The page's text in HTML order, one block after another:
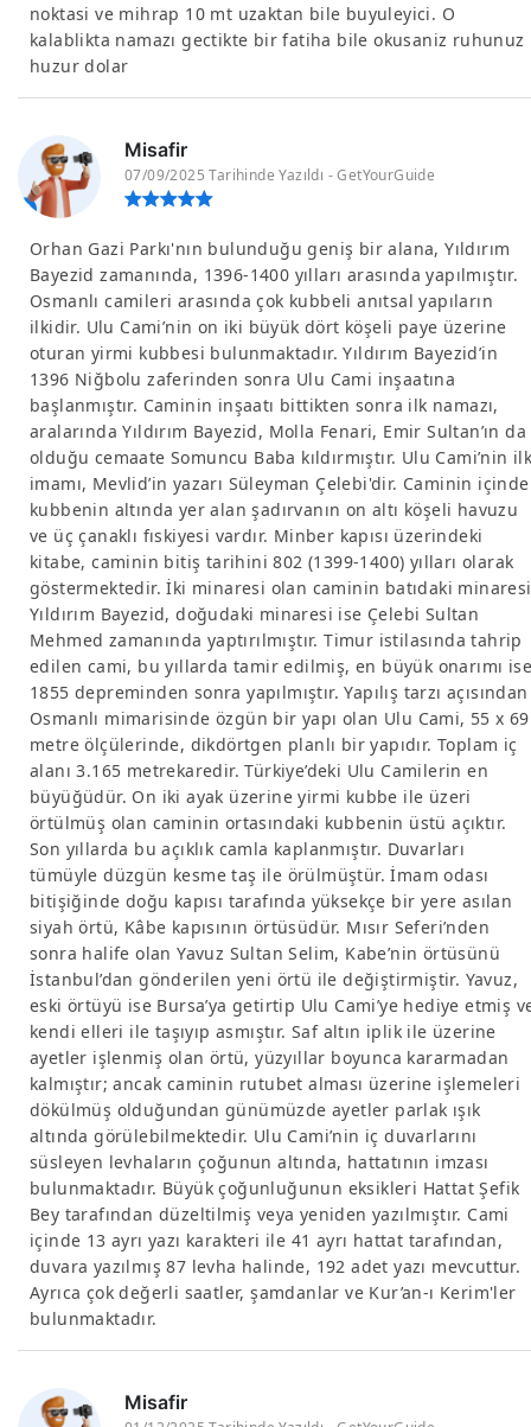
noktasi ve mihrap 10 mt uzaktan bile buyuleyici. O
kalablikta namazı gectikte bir fatiha bile okusaniz ruhunuz
huzur dolar
Misafir
07/09/2025 Tarihinde Yazıldı - GetYourGuide
Orhan Gazi Parkı'nın bulunduğu geniş bir alana, Yıldırım
Bayezid zamanında, 1396-1400 yılları arasında yapılmıştır.
Osmanlı camileri arasında çok kubbeli anıtsal yapıların
ilkidir. Ulu Cami’nin on iki büyük dört köşeli paye üzerine
oturan yirmi kubbesi bulunmaktadır. Yıldırım Bayezid’in
1396 Niğbolu zaferinden sonra Ulu Cami inşaatına
başlanmıştır. Caminin inşaatı bittikten sonra ilk namazı,
aralarında Yıldırım Bayezid, Molla Fenari, Emir Sultan’ın da
olduğu cemaate Somuncu Baba kıldırmıştır. Ulu Cami’nin
imamı, Mevlid’in yazarı Süleyman Çelebi'dir. Caminin içinde
kubbenin altında yer alan şadırvanın on altı köşeli havuzu
ve üç çanaklı fıskiyesi vardır. Minber kapısı üzerindeki
kitabe, caminin bitiş tarihini 802 (1399-1400) yılları olarak
göstermektedir. İki minaresi olan caminin batıdaki minaresi
Yıldırım Bayezid, doğudaki minaresi ise Çelebi Sultan
Mehmed zamanında yaptırılmıştır. Timur istilasında tahrip
edilen cami, bu yıllarda tamir edilmiş, en büyük onarımı ise
1855 depreminden sonra yapılmıştır. Yapılış tarzı açısından
Osmanlı mimarisinde özgün bir yapı olan Ulu Cami, 55 x 69
metre ölçülerinde, dikdörtgen planlı bir yapıdır. Toplam iç
alanı 3.165 metrekaredir. Türkiye’deki Ulu Camilerin en
büyüğüdür. On iki ayak üzerine yirmi kubbe ile üzeri
örtülmüş olan caminin ortasındaki kubbenin üstü açıktır.
Son yıllarda bu açıklık camla kaplanmıştır. Duvarları
tümüyle düzgün kesme taş ile örülmüştür. İmam odası
bitişiğinde doğu kapısı tarafında yüksekçe bir yere asılan
siyah örtü, Kâbe kapısının örtüsüdür. Mısır Seferi’nden
sonra halife olan Yavuz Sultan Selim, Kabe’nin örtüsünü
İstanbul’dan gönderilen yeni örtü ile değiştirmiştir. Yavuz,
eski örtüyü ise Bursa’ya getirtip Ulu Cami’ye hediye etmiş
kendi elleri ile taşıyıp asmıştır. Saf altın iplik ile üzerine
ayetler işlenmiş olan örtü, yüzyıllar boyunca kararmadan
kalmıştır; ancak caminin rutubet alması üzerine işlemeleri
dökülmüş olduğundan günümüzde ayetler parlak ışık
altında görülebilmektedir. Ulu Cami’nin iç duvarlarını
süsleyen levhaların çoğunun altında, hattatının imzası
bulunmaktadır. Büyük çoğunluğunun eksikleri Hattat Şefik
Bey tarafından düzeltilmiş veya yeniden yazılmıştır. Cami
içinde 13 ayrı yazı karakteri ile 41 ayrı hattat tarafından,
duvara yazılmış 87 levha halinde, 192 adet yazı mevcuttur.
Ayrıca çok değerli saatler, şamdanlar ve Kur’an-ı Kerim'ler
bulunmaktadır.
Misafir